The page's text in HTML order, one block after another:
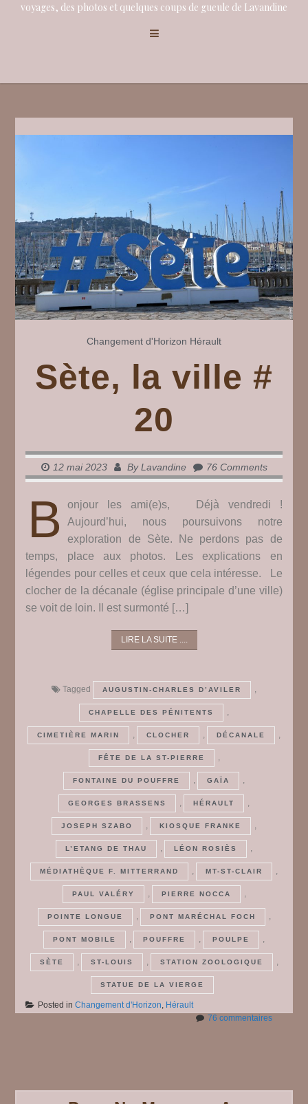
voyages, des photos et quelques coups de gueule de Lavandine
Changement d'Horizon Hérault
Sète, la ville #
20
12 mai 2023 ByLavandine 76 Comments
B
onjour les ami(e)s, Déjà vendredi !
Aujourd’hui, nous poursuivons notre
exploration de Sète. Ne perdons pas de
temps, place aux photos. Les explications en
légendes pour celles et ceux que cela intéresse. Le
clocher de la décanale (église principale d’une ville)
se voit de loin. Il est surmonté […]
LIRE LA SUITE ....
Tagged AUGUSTIN-CHARLES D’AVILER ,
CHAPELLE DES PÉNITENTS ,
CIMETIÈRE MARIN , CLOCHER , DÉCANALE ,
FÊTE DE LA ST-PIERRE ,
FONTAINE DU POUFFRE , GAÏA ,
GEORGES BRASSENS , HÉRAULT ,
JOSEPH SZABO , KIOSQUE FRANKE ,
L’ETANG DE THAU , LÉON ROSIÈS ,
MÉDIATHÈQUE F. MITTERRAND , MT-ST-CLAIR ,
PAUL VALÉRY , PIERRE NOCCA ,
POINTE LONGUE , PONT MARÉCHAL FOCH ,
PONT MOBILE , POUFFRE , POULPE ,
SÈTE , ST-LOUIS , STATION ZOOLOGIQUE ,
STATUE DE LA VIERGE
Posted inChangement d'Horizon, Hérault
76 commentairessur
navigation